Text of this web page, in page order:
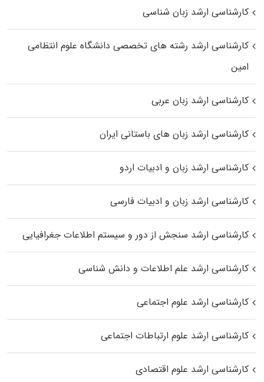
کارشناسی ارشد زبان شناسی
کارشناسی ارشد رﺷﺘﻪ ﻫﺎی تخصصی داﻧﺸﮕﺎه ﻋﻠﻮم انتظامی
اﻣﻴﻦ
کارشناسی ارشد زبان عربی
کارشناسی ارشد زبان‌ های باستانی ایران
کارشناسی ارشد زبان و ادبیات اردو
کارشناسی ارشد زبان و ادبیات فارسی
کارشناسی ارشد سنجش از دور و سیستم اطلاعات جغرافیایی
کارشناسی ارشد علم اطلاعات و دانش شناسی
کارشناسی ارشد علوم اجتماعی
کارشناسی ارشد علوم ارتباطات اجتماعی
کارشناسی ارشد علوم اقتصادی